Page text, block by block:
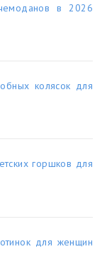
в 2026
колясок для
горшков для
для женщин